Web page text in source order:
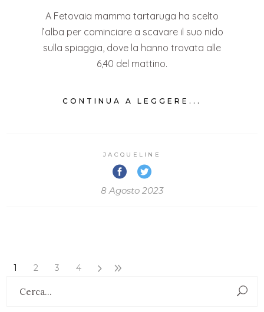
A Fetovaia mamma tartaruga ha scelto
l’alba per cominciare a scavare il suo nido
sulla spiaggia, dove la hanno trovata alle
6,40 del mattino.
CONTINUA A LEGGERE...
JACQUELINE
8 Agosto 2023
1 2 3 4